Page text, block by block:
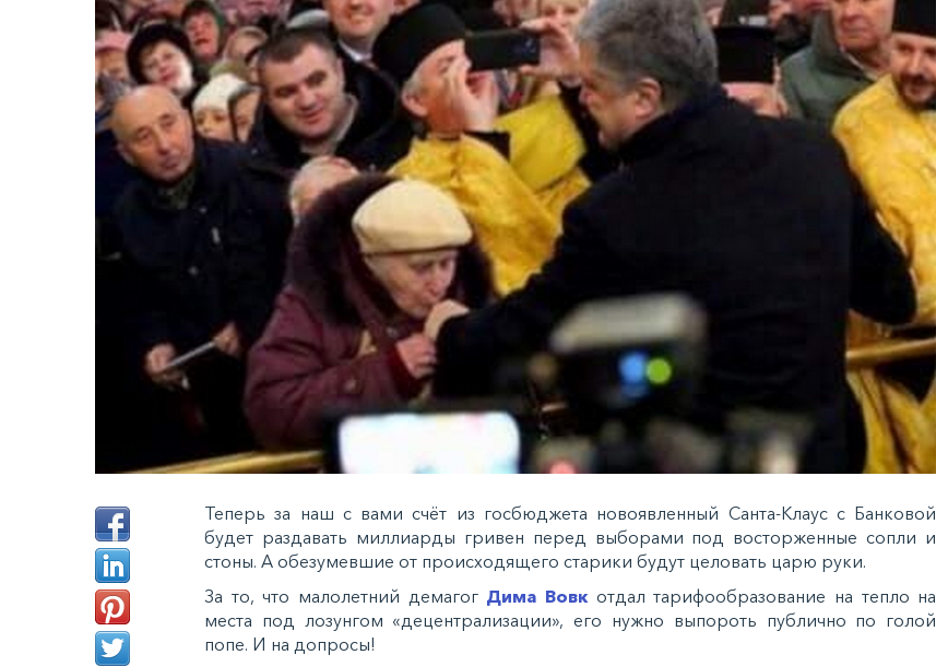
Теперь за наш с вами счёт из госбюджета новоявленный Санта-Клаус с Банковой
будет раздавать миллиарды гривен перед выборами под восторженные сопли и
стоны. А обезумевшие от происходящего старики будут целовать царю руки.
За то, что малолетний демагог Дима Вовкотдал тарифообразование на тепло на
места под лозунгом «децентрализации», его нужно выпороть публично по голой
попе. И на допросы!